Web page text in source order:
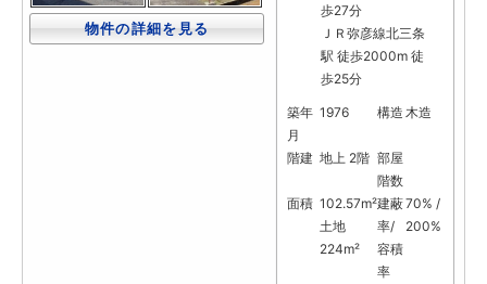
物件の詳細を見る
歩27分
ＪＲ弥彦線北三条
駅 徒歩2000m 徒
歩25分
築年
月
1976 構造 木造
階建 地上 2階 部屋
階数
面積 102.57m²
土地
224m²
建蔽
率/
容積
率
70% /
200%